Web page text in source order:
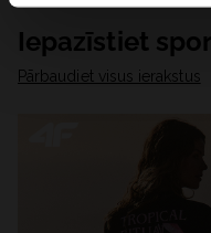
Iepazīstiet
Pārbaudiet visus ierakstus